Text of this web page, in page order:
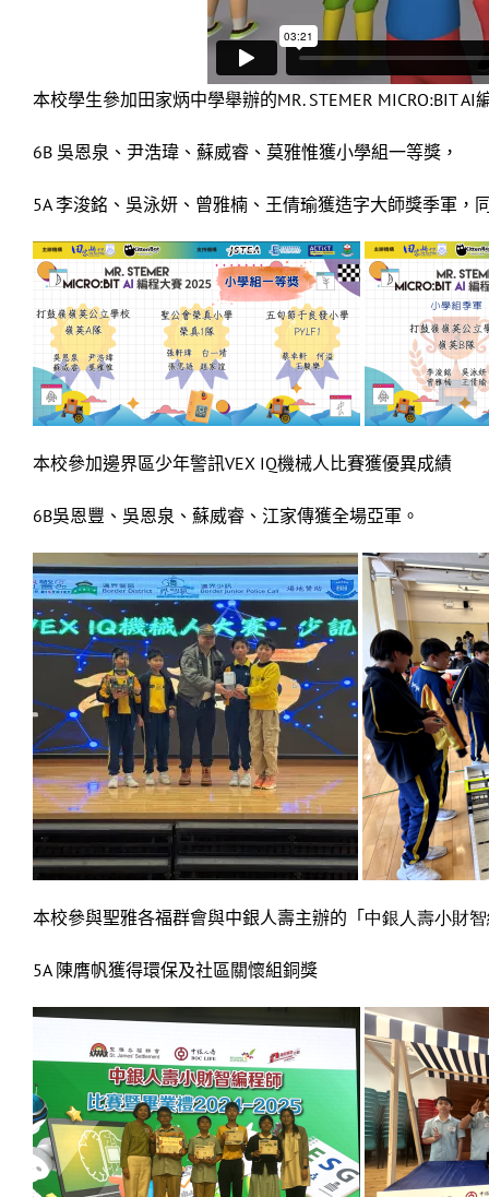
本校學生參加田家炳中學舉辦的MR. STEMER MICRO:BIT
6B 吳恩泉、尹浩瑋、蘇威睿、莫雅惟獲小學組一等獎，
5A 李浚銘、吳泳妍、曾雅楠、王倩瑜獲造字大師獎季軍，
本校參加邊界區少年警訊VEX IQ機械人比賽獲優異成績
6B吳恩豐、吳恩泉、蘇威睿、江家傳獲全場亞軍。
本校參與聖雅各福群會與中銀人壽主辦的「中銀人壽小財
5A 陳膺帆獲得環保及社區關懷組銅獎